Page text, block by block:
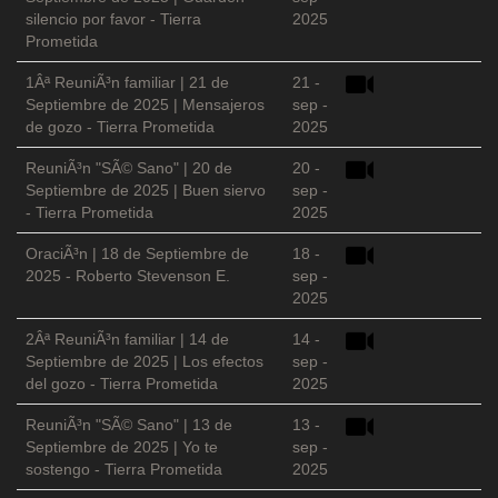
silencio por favor - Tierra
Prometida
2025
1Âª ReuniÃ³n familiar | 21 de
Septiembre de 2025 | Mensajeros
de gozo - Tierra Prometida
21 -
sep -
2025
ReuniÃ³n "SÃ© Sano" | 20 de
Septiembre de 2025 | Buen siervo
- Tierra Prometida
20 -
sep -
2025
OraciÃ³n | 18 de Septiembre de
2025 - Roberto Stevenson E.
18 -
sep -
2025
2Âª ReuniÃ³n familiar | 14 de
Septiembre de 2025 | Los efectos
del gozo - Tierra Prometida
14 -
sep -
2025
ReuniÃ³n "SÃ© Sano" | 13 de
Septiembre de 2025 | Yo te
sostengo - Tierra Prometida
13 -
sep -
2025